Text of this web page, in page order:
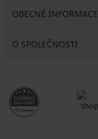
OBECNÉ INFORMACE
O SPOLEČNOSTI